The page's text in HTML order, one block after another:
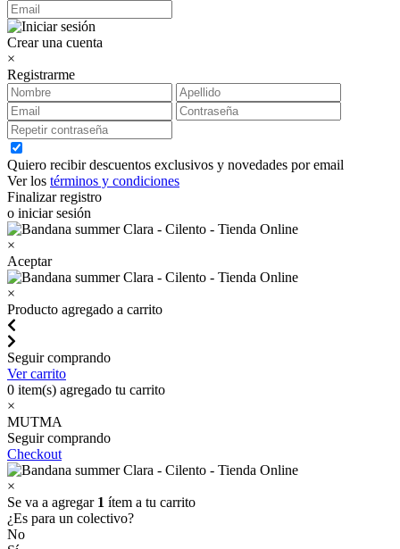
Crear una cuenta
×
Registrarme
Quiero recibir descuentos exclusivos y novedades por email
Ver los términos y condiciones
Finalizar registro
o iniciar sesión
×
Aceptar
×
Producto agregado a carrito
Seguir comprando
Ver carrito
0 item(s) agregado tu carrito
×
MUTMA
Seguir comprando
Checkout
×
Se va a agregar 1 ítem a tu carrito
¿Es para un colectivo?
No